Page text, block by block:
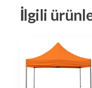
İlgili